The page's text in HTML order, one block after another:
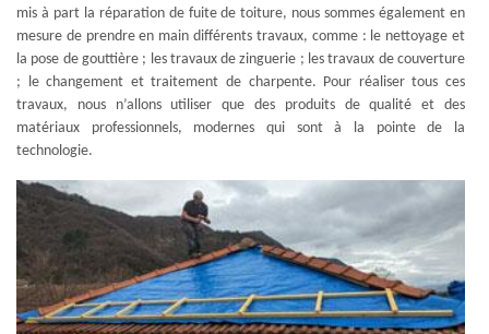
mis à part la réparation de fuite de toiture, nous sommes également en
mesure de prendre en main différents travaux, comme : le nettoyage et
la pose de gouttière ; les travaux de zinguerie ; les travaux de couverture
; le changement et traitement de charpente. Pour réaliser tous ces
travaux, nous n’allons utiliser que des produits de qualité et des
matériaux professionnels, modernes qui sont à la pointe de la
technologie.